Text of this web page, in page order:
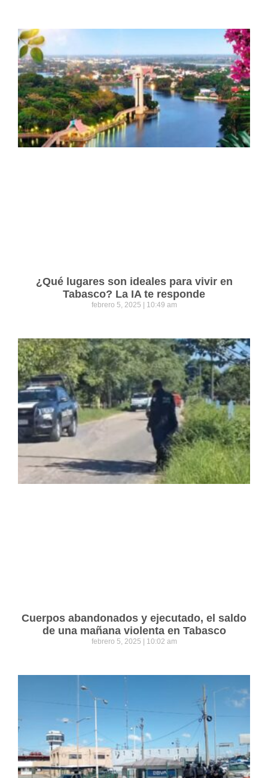
¿Qué lugares son ideales para vivir en
Tabasco? La IA te responde
febrero 5, 2025 10:49 am
Cuerpos abandonados y ejecutado, el saldo
de una mañana violenta en Tabasco
febrero 5, 2025 10:02 am